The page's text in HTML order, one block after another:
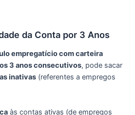
da Conta por 3 Anos
empregatício com carteira
3 anos consecutivos, pode sacar
inativas (referentes a empregos
às contas ativas (de empregos